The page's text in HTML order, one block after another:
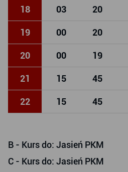
18 03 20
19 00 20
20 00 19
21 15 45
22 15 45
B - Kurs do: Jasień PKM
C - Kurs do: Jasień PKM